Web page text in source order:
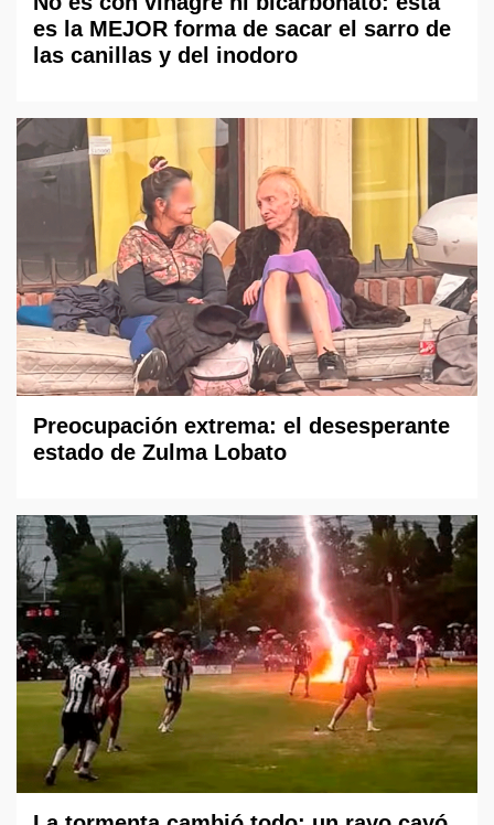
es la MEJOR forma de sacar el sarro de
las canillas y del inodoro
Preocupación extrema: el desesperante
estado de Zulma Lobato